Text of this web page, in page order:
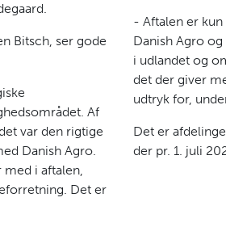
Bitsch, ser gode
Af
var den rigtige
Danish Agro.
med i aftalen,
Det er
- Aftalen er
Danish Agro
i udlandet og
det der giver
udtryk for,
Det er
der pr. 1. juli